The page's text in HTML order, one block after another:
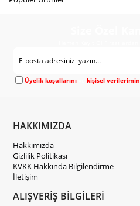
Üyelik koşullarını vekişisel verilerimin
HAKKIMIZDA
Hakkımızda
Gizlilik Politikası
KVKK Hakkında Bilgilendirme
İletişim
ALIŞVERİŞ BİLGİLERİ